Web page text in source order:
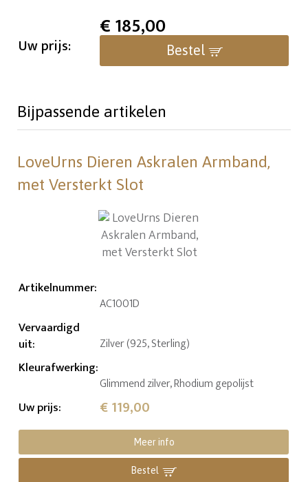
Uw prijs:
€185,00
Bestel
Bijpassende artikelen
LoveUrns Dieren Askralen Armband,
met Versterkt Slot
Artikelnummer:
AC1001D
Vervaardigd
uit: Zilver (925, Sterling)
Kleurafwerking:
Glimmend zilver, Rhodium gepolijst
Uw prijs: € 119,00
Meer info
Bestel